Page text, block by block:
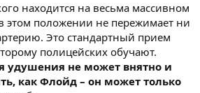
находится на весьма массивном
этом положении не пережимает ни
Это стандартный прием
полицейских обучают.
удушения не может внятно и
как Флойд – он может только